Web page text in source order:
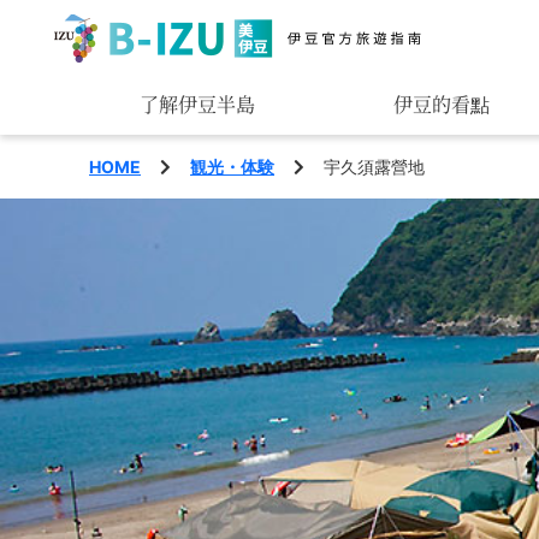
了解伊豆半島 伊豆的看點
觀賞
玩樂
品味
HOME 観光・体験 宇久須露營地